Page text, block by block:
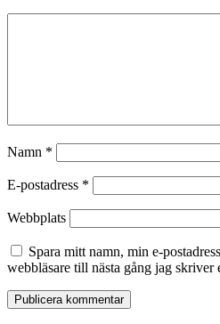
Namn *
E-postadress *
Webbplats
Spara mitt namn, min e-
webbläsare till nästa gång jag skriver